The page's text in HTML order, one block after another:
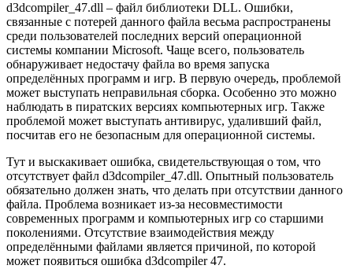
d3dcompiler_47.dll – файл библиотеки DLL. Ошибки,
связанные с потерей данного файла весьма распространены
среди пользователей последних версий операционной
системы компании Microsoft. Чаще всего, пользователь
обнаруживает недостачу файла во время запуска
определённых программ и игр. В первую очередь, проблемой
может выступать неправильная сборка. Особенно это можно
наблюдать в пиратских версиях компьютерных игр. Также
проблемой может выступать антивирус, удаливший файл,
посчитав его не безопасным для операционной системы.
Тут и выскакивает ошибка, свидетельствующая о том, что
отсутствует файл d3dcompiler_47.dll. Опытный пользователь
обязательно должен знать, что делать при отсутствии данного
файла. Проблема возникает из-за несовместимости
современных программ и компьютерных игр со старшими
поколениями. Отсутствие взаимодействия между
определёнными файлами является причиной, по которой
может появиться ошибка d3dcompiler 47.